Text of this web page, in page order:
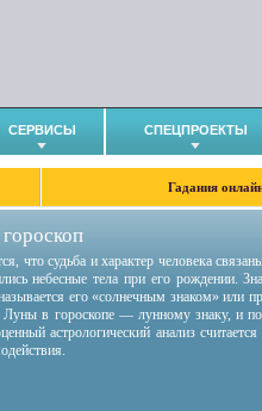
СЕРВИСЫ СПЕЦПРОЕКТЫ
Гадания
что судьба и характер человека
небесные тела при его рождении.
его «солнечным знаком» или
в гороскопе — лунному знаку, и
астрологический анализ